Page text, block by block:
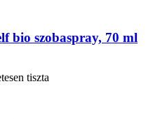
bio szobaspray, 70 ml
tiszta